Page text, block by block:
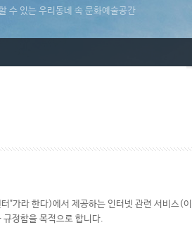
수 있는 우리동네 속 문화예술공간
"가라 한다)에서 제공하는 인터넷 관련 서비스(
정함을 목적으로 합니다.